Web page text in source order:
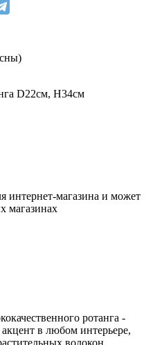
D22см, H34см
интернет-магазина и может
магазинах
ротанга -
в любом интерьере,
волокон.